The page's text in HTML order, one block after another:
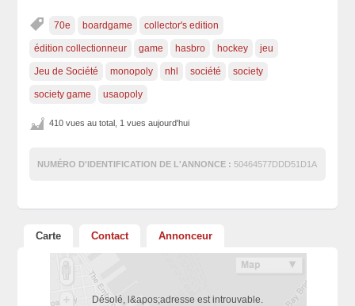
70e boardgame collector's edition
édition collectionneur game hasbro hockey jeu
Jeu de Société monopoly nhl société society
society game usaopoly
410 vues au total, 1 vues aujourd'hui
NUMÉRO D'IDENTIFICATION DE L'ANNONCE : 50464577DDD51D1A
Carte Contact Annonceur
Désolé, l&apos;adresse est introuvable.